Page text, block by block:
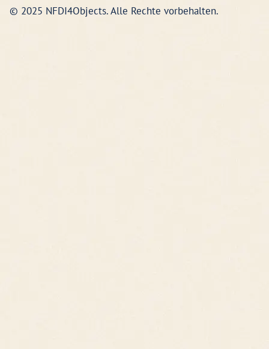
© 2025 NFDI4Objects. Alle Rechte vorbehalten.